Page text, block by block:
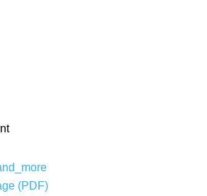
(PDF)